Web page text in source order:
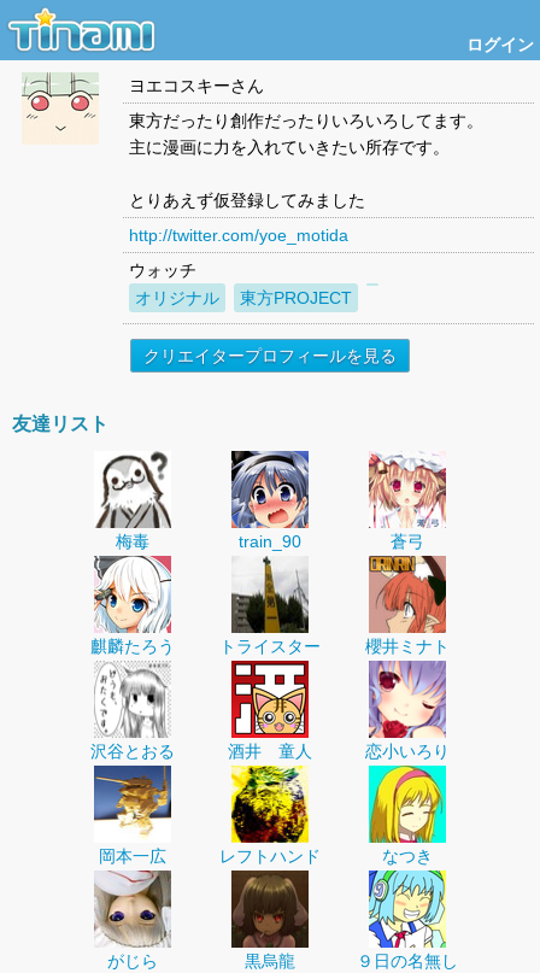
ログイン
ヨエコスキーさん
東方だったり創作だったりいろいろしてます。
主に漫画に力を入れていきたい所存です。
とりあえず仮登録してみました
http://twitter.com/yoe_motida
ウォッチ
オリジナル
東方PROJECT
クリエイタープロフィールを見る
友達リスト
梅毒 train_90 蒼弓
麒麟たろう トライスター 櫻井ミナト
沢谷とおる 酒井 童人 恋小いろり
岡本一広 レフトハンド なつき
がじら 黒烏龍 ９日の名無し